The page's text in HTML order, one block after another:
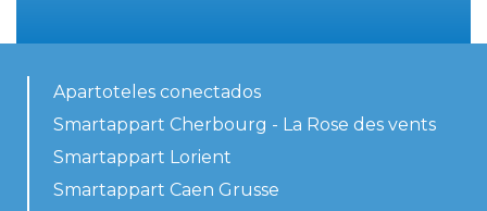
Apartoteles conectados
Smartappart Cherbourg - La Rose des vents
Smartappart Lorient
Smartappart Caen Grusse